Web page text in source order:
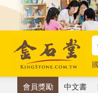
會員獎勵 中文書